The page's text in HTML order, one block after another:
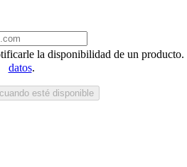
la disponibilidad de un
datos.
esté disponible